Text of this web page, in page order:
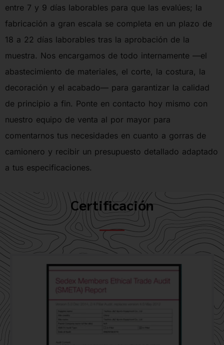
entre 7 y 9 días laborables para que las evalúes; la
fabricación a gran escala se completa en un plazo de
18 a 22 días laborables tras la aprobación de la
muestra. Nos encargamos de todo internamente —el
abastecimiento de materiales, el corte, la costura, la
decoración y el acabado— para garantizar la calidad
de principio a fin. Ponte en contacto hoy mismo con
nuestro equipo de venta al por mayor para
comentarnos tus necesidades en cuanto a gorras de
camionero y recibir un presupuesto detallado adaptado
a tus especificaciones.
Certificación